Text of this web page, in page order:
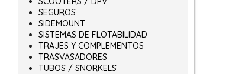
SEGUROS
SIDEMOUNT
SISTEMAS DE FLOTABILIDAD
TRAJES Y COMPLEMENTOS
TRASVASADORES
TUBOS / SNORKELS